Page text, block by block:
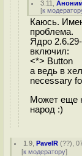
3.11 ,
[к
Каюсь.
проблема.
Ядро
включил:
<*> Button
а ведь в
necessary
Может еще
народ :)
1.9 ,PavelR (??),
[к модератору]